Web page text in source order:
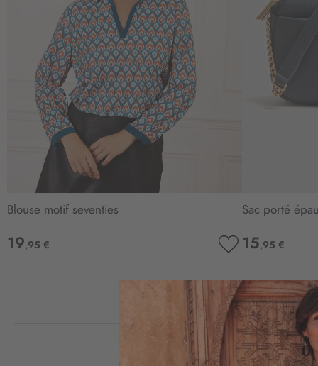
Blouse motif seventies
19,95 €
MA
LISTE
D’ENVIE
Sac porté
15,95 €